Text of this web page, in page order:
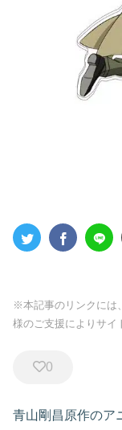
※本記事のリンクには
様のご支援によりサイ
0
青山剛昌原作のア